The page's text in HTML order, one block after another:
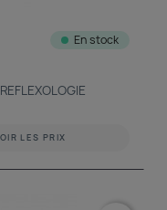
En stock
LES PRIX